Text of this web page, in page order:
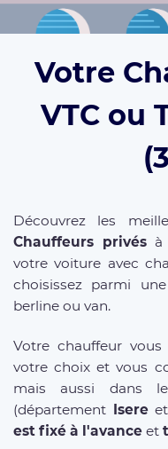
Votre
VTC ou
Découvrez les
Chauffeurs privésà
votre voiture avec
choisissez parmi
berline ou van.
Votre chauffeur
votre choix et vous
mais aussi dans
(département
Isereet
est fixé à l'avance et